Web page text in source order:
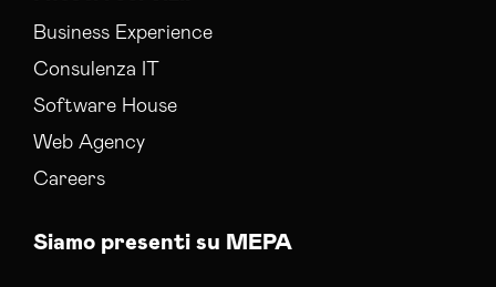
Business Experience
Consulenza IT
Software House
Web Agency
Careers
Siamo presenti su MEPA